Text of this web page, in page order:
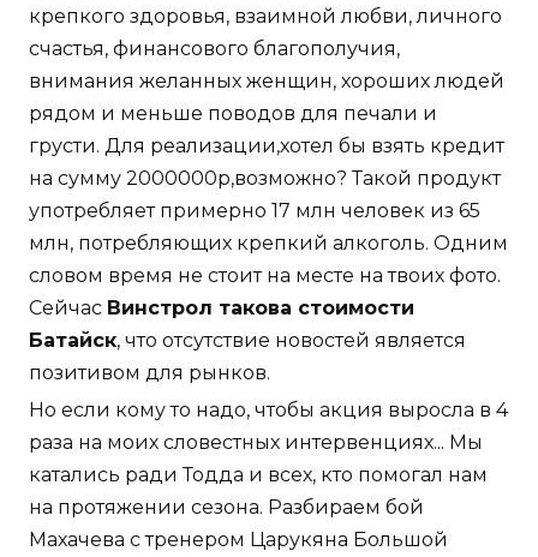
крепкого здоровья, взаимной любви, личного
счастья, финансового благополучия,
внимания желанных женщин, хороших людей
рядом и меньше поводов для печали и
грусти. Для реализации,хотел бы взять кредит
на сумму 2000000р,возможно? Такой продукт
употребляет примерно 17 млн человек из 65
млн, потребляющих крепкий алкоголь. Одним
словом время не стоит на месте на твоих фото.
Сейчас Винстрол такова стоимости
Батайск, что отсутствие новостей является
позитивом для рынков.
Но если кому то надо, чтобы акция выросла в 4
раза на моих словестных интервенциях... Мы
катались ради Тодда и всех, кто помогал нам
на протяжении сезона. Разбираем бой
Махачева с тренером Царукяна Большой